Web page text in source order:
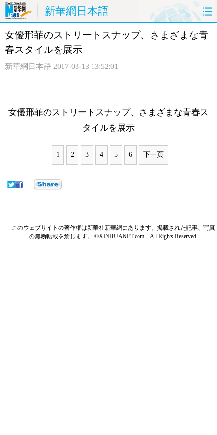
新華網日本語
ホームページ 政治 経済
中日対訳
女優邢菲のストリートスナップ、さまざまな青
春スタイルを展示
新華網日本語 2017-03-13 13:52:01
女優邢菲のストリートスナップ、さまざまな青春ス
タイルを展示
1 2 3 4 5 6 下一页
このウェブサイトの著作権は新華社新華網にあります。掲載された記事、写真
の無断転載を禁じます。 ©XINHUANET.com All Rights Reserved.